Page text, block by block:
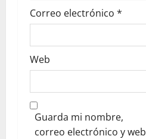
Correo electrónico *
Web
Guarda mi nombre,
correo electrónico y web